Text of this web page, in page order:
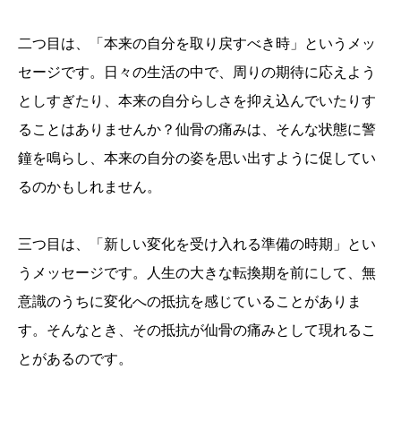
二つ目は、「本来の自分を取り戻すべき時」というメッ
セージです。日々の生活の中で、周りの期待に応えよう
としすぎたり、本来の自分らしさを抑え込んでいたりす
ることはありませんか？仙骨の痛みは、そんな状態に警
鐘を鳴らし、本来の自分の姿を思い出すように促してい
るのかもしれません。
三つ目は、「新しい変化を受け入れる準備の時期」とい
うメッセージです。人生の大きな転換期を前にして、無
意識のうちに変化への抵抗を感じていることがありま
す。そんなとき、その抵抗が仙骨の痛みとして現れるこ
とがあるのです。